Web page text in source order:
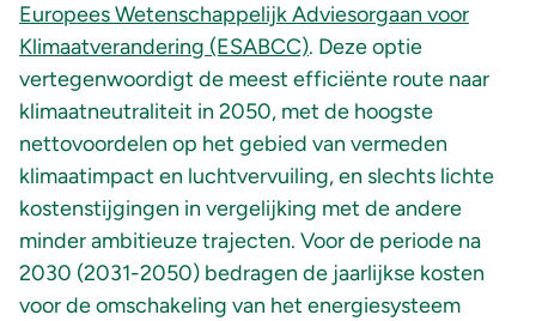
Europees Wetenschappelijk Adviesorgaan voor
Klimaatverandering (ESABCC). Deze optie
vertegenwoordigt de meest efficiënte route naar
klimaatneutraliteit in 2050, met de hoogste
nettovoordelen op het gebied van vermeden
klimaatimpact en luchtvervuiling, en slechts lichte
kostenstijgingen in vergelijking met de andere
minder ambitieuze trajecten. Voor de periode na
2030 (2031-2050) bedragen de jaarlijkse kosten
voor de omschakeling van het energiesysteem